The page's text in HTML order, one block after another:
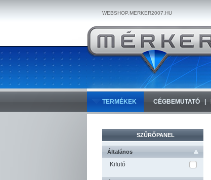
WEBSHOP.MERKER2007.HU
TERMÉKEK CÉGBEMUTATÓ
SZŰRŐPANEL
Általános
Kifutó